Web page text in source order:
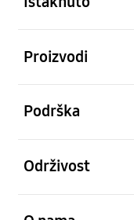
Proizvodi
Podrška
Održivost